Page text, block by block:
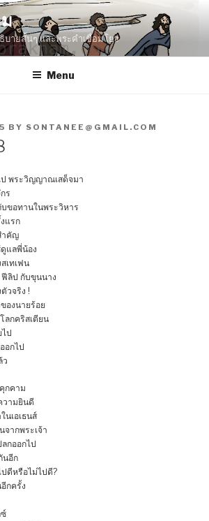
ายสั้นๆ และพระคำเชื่อมโยง
Menu
BY SONTANEE@GMAIL.COM
ป พระวิญญาณเสด็จมา
ร
บขอทานในพระวิหาร
แรก
ำคัญ
แลพี่น้อง
เทเฟน
ลิป กับขุนนาง
วจริง !
องนายร้อย
ลกคริสเตียน
ป
อกไป
ว
กคาม
วามยินดี
นเอเธนส์
จากพระเจ้า
กออกไป
นอีก
ปดีหรือไม่ไปดี?
กครั้ง